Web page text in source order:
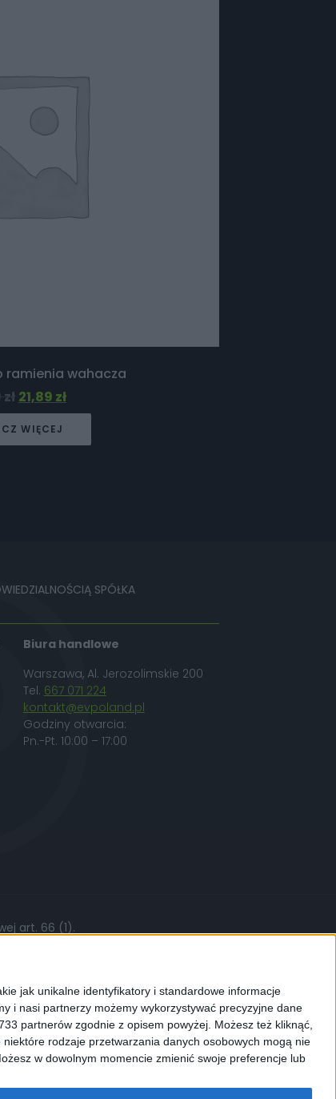
jak unikalne identyfikatory i standardowe informacje
i nasi partnerzy możemy wykorzystywać precyzyjne dane
partnerów zgodnie z opisem powyżej. Możesz też kliknąć,
niektóre rodzaje przetwarzania danych osobowych mogą nie
w dowolnym momencie zmienić swoje preferencje lub
ramienia wahacza
zł 21,89 zł
WIĘCEJ
SPÓŁKA
Biura handlowe
Warszawa, Al. Jerozolimskie 200
Tel. 667 071 224
kontakt@evpoland.pl
Godziny otwarcia:
Pn.-Pt. 10:00 – 17:00
art. 66 (1).
Używamy ich do
dotyczące